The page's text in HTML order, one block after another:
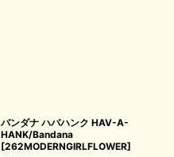
バンダナ ハバハンク HAV-A-
HANK/Bandana
[262MODERNGIRLFLOWER]